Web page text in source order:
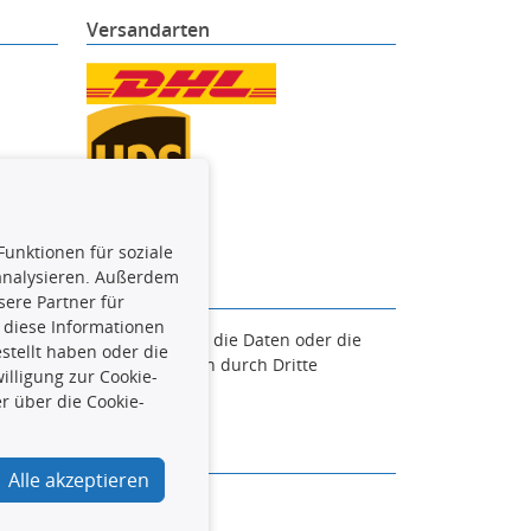
Versandarten
Es ist zu unterlassen, die Daten oder die
oder diese Handlungen durch Dritte
verfolgt.
für soziale
Außerdem
Partner für
Informationen
haben oder die
zur Cookie-
über die Cookie-
Alle akzeptieren